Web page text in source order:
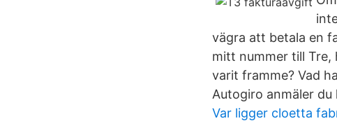
vägra att betala en
mitt nummer till Tre,
varit framme? Vad
Autogiro anmäler du
Var ligger cloetta